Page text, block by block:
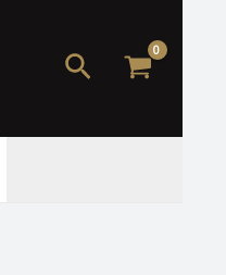
Αναζήτηση